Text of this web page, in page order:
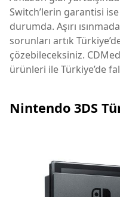
Switch’lerin garantisi
durumda. Aşırı
sorunları artık
çözebileceksiniz.
ürünleri ile Türkiye’de
Nintendo 3DS